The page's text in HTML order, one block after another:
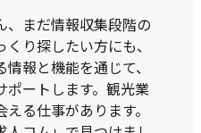
、まだ情報収集段階の
り探したい方にも、
報と機能を通じて、
ートします。観光業
る仕事があります。